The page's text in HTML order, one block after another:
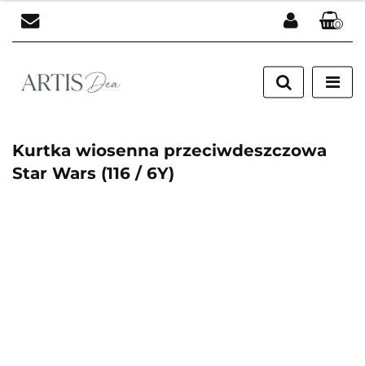
Zaloguj się
Zarejestruj się
0
Kurtka wiosenna przeciwdeszczowa
Star Wars (116 / 6Y)